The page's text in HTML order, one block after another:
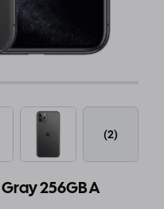
(2)
256GB A